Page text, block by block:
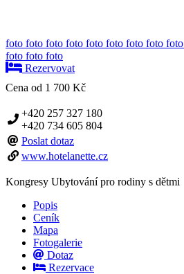
foto foto foto foto foto foto foto foto foto
foto foto foto
Rezervovat
Cena od 1 700 Kč
+420 257 327 180
+420 734 605 804
Poslat dotaz
www.hotelanette.cz
Kongresy Ubytování pro rodiny s dětmi
Popis
Ceník
Mapa
Fotogalerie
Dotaz
Rezervace